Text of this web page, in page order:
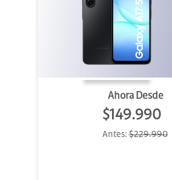
Ahora Desde
$149.990
Antes:$229.990